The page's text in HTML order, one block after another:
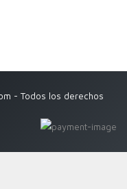
- Todos los derechos